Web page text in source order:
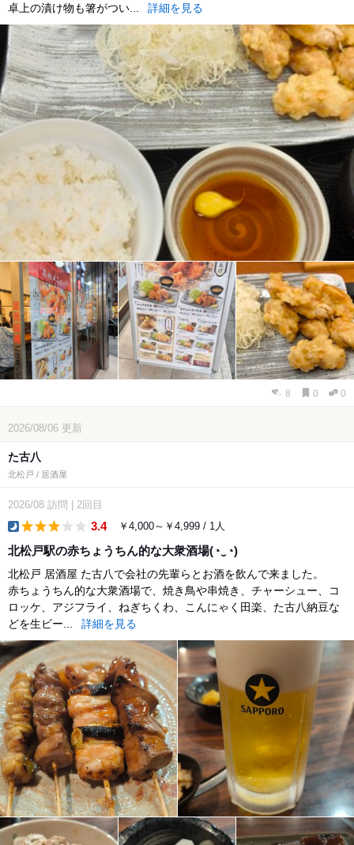
卓上の漬け物も箸がつい... 詳細を見る
8 0 0
2026/08/06 更新
た古八
北松戸 / 居酒屋
2026/08 訪問 2回目
3.4 ￥4,000～￥4,999 / 1人
北松戸駅の赤ちょうちん的な大衆酒場(⁠◔⁠‿⁠◔⁠)
北松戸 居酒屋 た古八で会社の先輩らとお酒を飲んで来ました。
赤ちょうちん的な大衆酒場で、焼き鳥や串焼き、チャーシュー、コ
ロッケ、アジフライ、ねぎちくわ、こんにゃく田楽、た古八納豆な
どを生ビー...
詳細を見る